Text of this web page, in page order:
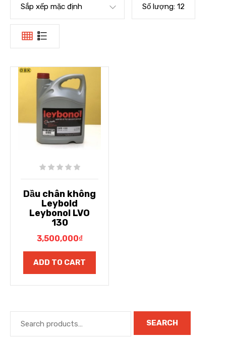
Sắp xếp mặc định Số lượng: 12
Dầu chân không
Leybold
Leybonol LVO
130
3,500,000₫
ADD TO CART
SEARCH